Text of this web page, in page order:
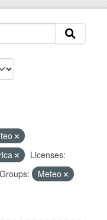
Licenses:
Groups:
Meteo